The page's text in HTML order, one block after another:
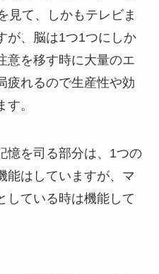
見て、しかもテレビま
が、脳は1つ1つにしか
意を移す時に大量のエ
疲れるので生産性や効
。
憶を司る部分は、1つの
能はしていますが、マ
している時は機能して